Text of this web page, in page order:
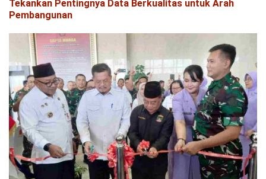
Tekankan Pentingnya Data Berkualitas untuk Arah
Pembangunan